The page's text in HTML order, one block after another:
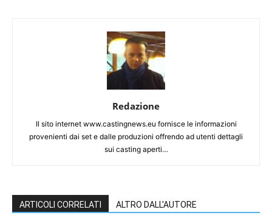
Redazione
Il sito internet www.castingnews.eu fornisce le informazioni
provenienti dai set e dalle produzioni offrendo ad utenti dettagli
sui casting aperti…
ARTICOLI CORRELATI ALTRO DALL'AUTORE